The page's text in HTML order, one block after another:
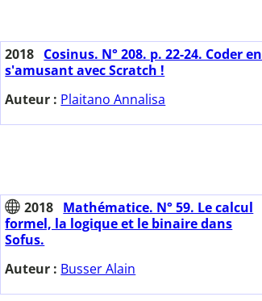
2018 Cosinus. N° 208. p. 22-24. Coder en
s'amusant avec Scratch !
Auteur : Plaitano Annalisa
2018 Mathématice. N° 59. Le calcul
formel, la logique et le binaire dans
Sofus.
Auteur : Busser Alain